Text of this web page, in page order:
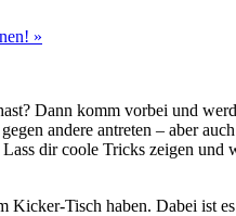
»
Dann komm vorbei und
andere antreten – aber
dir coole Tricks zeigen
Tisch haben. Dabei ist